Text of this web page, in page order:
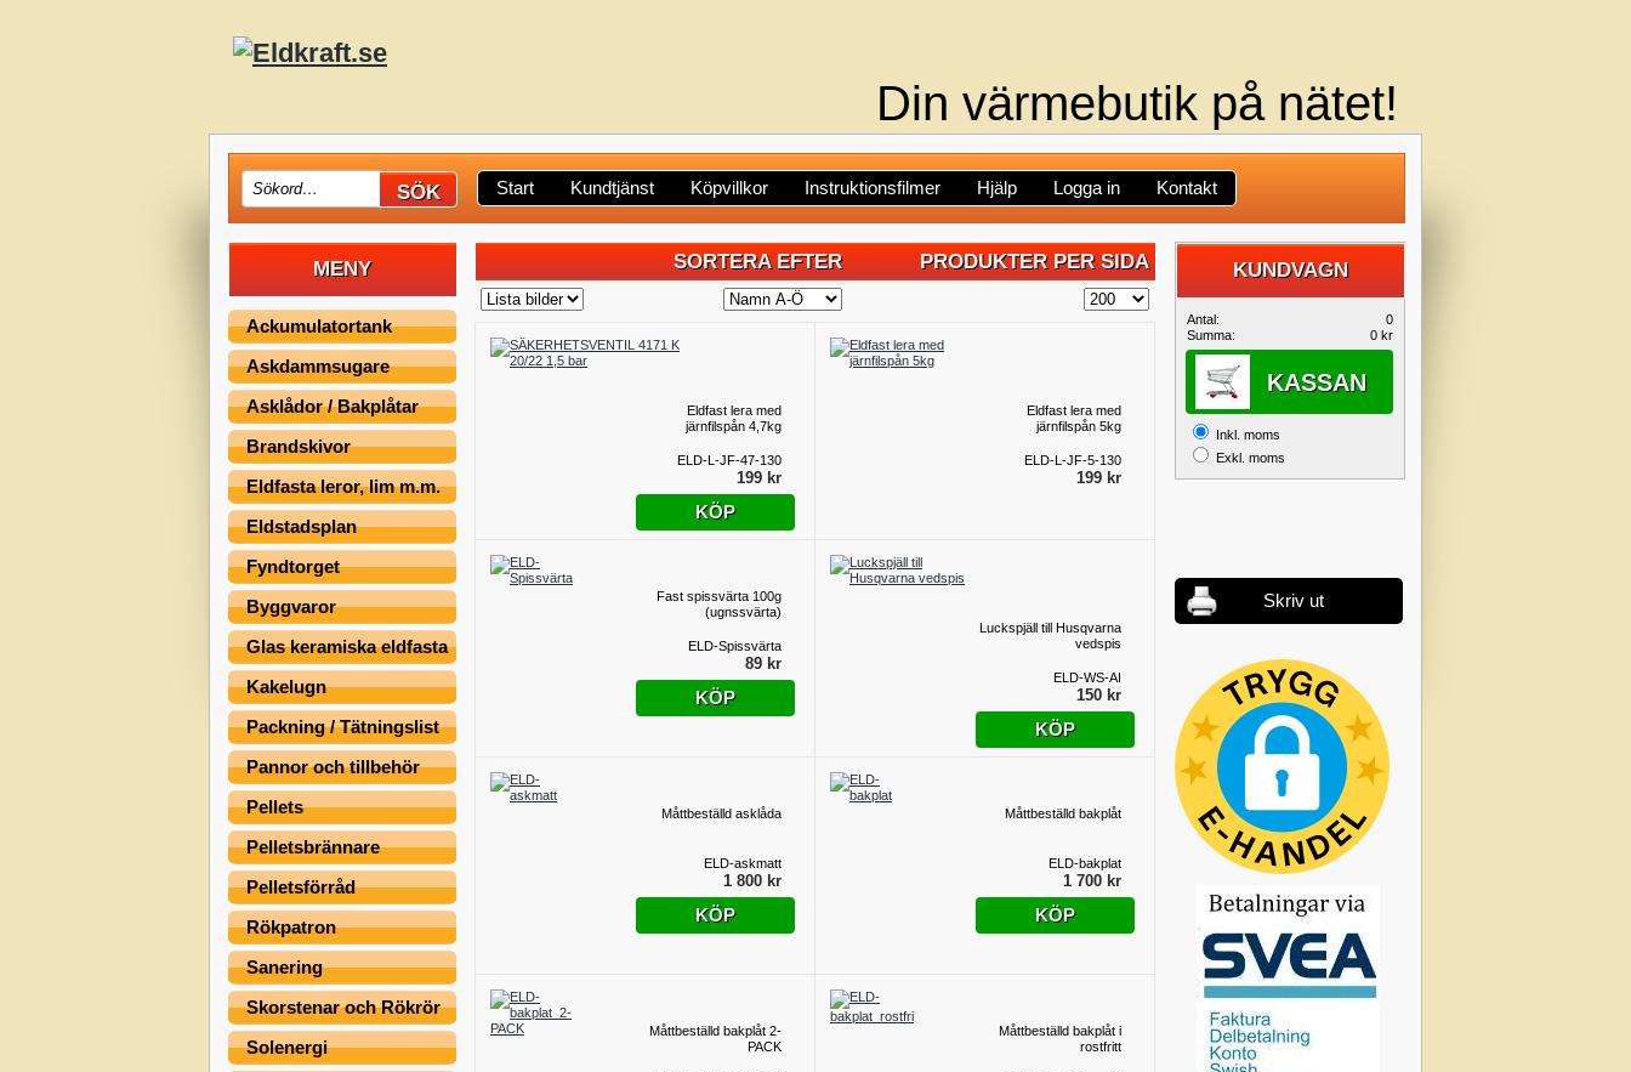
Din värmebutik på nätet!
Start Kundtjänst Köpvillkor Instruktionsfilmer Hjälp Logga in Kontakt
MENY
Ackumulatortank
Askdammsugare
Asklådor / Bakplåtar
Brandskivor
Eldfasta leror, lim m.m.
Eldstadsplan
Fyndtorget
Byggvaror
Glas keramiska eldfasta
Kakelugn
Packning / Tätningslist
Pannor och tillbehör
Pellets
Pelletsbrännare
Pelletsförråd
Rökpatron
Sanering
Skorstenar och Rökrör
Solenergi
KUNDVAGN
KUNDVAGN
Antal:
0
Summa:
0 kr
KASSAN
Inkl. moms
Exkl. moms
Skriv ut
SORTERA EFTER PRODUKTER PER SIDA
Eldfast lera med
järnfilspån 4,7kg
ELD-L-JF-47-130
199 kr
KÖP
Eldfast lera med
järnfilspån 5kg
ELD-L-JF-5-130
199 kr
Fast spissvärta 100g
(ugnssvärta)
ELD-Spissvärta
89 kr
KÖP
Luckspjäll till Husqvarna
vedspis
ELD-WS-AI
150 kr
KÖP
Måttbeställd asklåda
ELD-askmatt
1 800 kr
KÖP
Måttbeställd bakplåt
ELD-bakplat
1 700 kr
KÖP
Måttbeställd bakplåt 2-
PACK
Måttbeställd bakplåt i
rostfritt